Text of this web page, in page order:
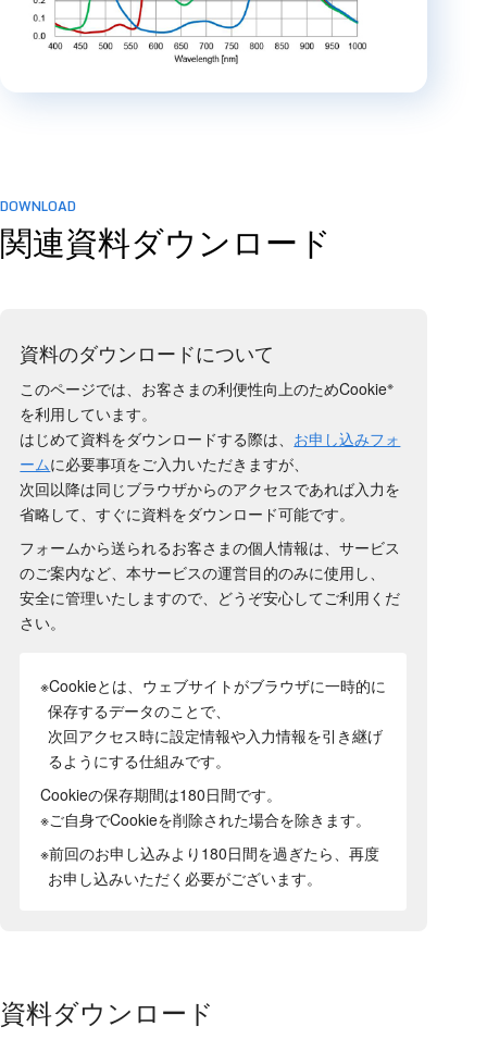
DOWNLOAD
関連資料ダウンロード
資料のダウンロードについて
このページでは、お客さまの利便性向上のためCookie※
を利用しています。
はじめて資料をダウンロードする際は、 お申し込みフォ
ームに必要事項をご入力いただきますが、
次回以降は同じブラウザからのアクセスであれば入力を
省略して、すぐに資料をダウンロード可能です。
フォームから送られるお客さまの個人情報は、サービス
のご案内など、本サービスの運営目的のみに使用し、
安全に管理いたしますので、どうぞ安心してご利用くだ
さい。
※Cookieとは、ウェブサイトがブラウザに一時的に
保存するデータのことで、
次回アクセス時に設定情報や入力情報を引き継げ
るようにする仕組みです。
Cookieの保存期間は180日間です。
※ご自身でCookieを削除された場合を除きます。
※前回のお申し込みより180日間を過ぎたら、再度
お申し込みいただく必要がございます。
資料ダウンロード